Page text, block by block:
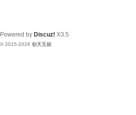
Powered by Discuz! X3.5
© 2015-2026 创天互娱